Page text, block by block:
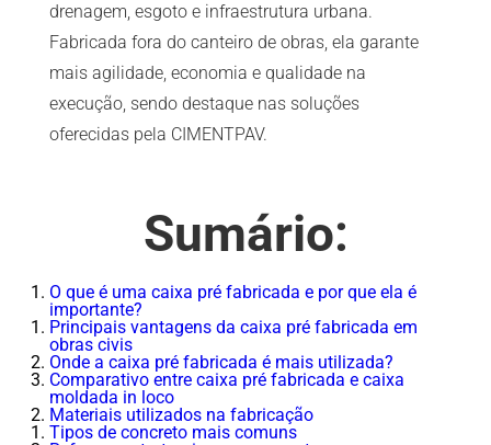
drenagem, esgoto e infraestrutura urbana.
Fabricada fora do canteiro de obras, ela garante
mais agilidade, economia e qualidade na
execução, sendo destaque nas soluções
oferecidas pela CIMENTPAV.
Sumário:
O que é uma caixa pré fabricada e por que ela é
importante?
Principais vantagens da caixa pré fabricada em
obras civis
Onde a caixa pré fabricada é mais utilizada?
Comparativo entre caixa pré fabricada e caixa
moldada in loco
Materiais utilizados na fabricação
Tipos de concreto mais comuns